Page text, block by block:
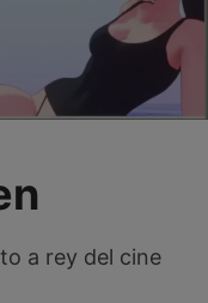
a rey del cine